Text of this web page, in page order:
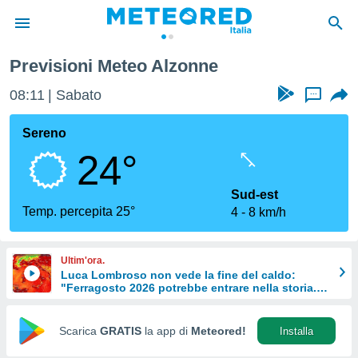
di
per
le
di
Web
Previsioni Meteo Alzonne
08:11 Sabato ...
Sereno
24°
Temp. percepita 25°
Sud-est
4
8 km/h
Ultim'ora.
Luca Lombroso non vede la fine del caldo:
"Ferragosto 2026 potrebbe entrare nella storia.
Scarica GRATIS la app di Meteored! Installa